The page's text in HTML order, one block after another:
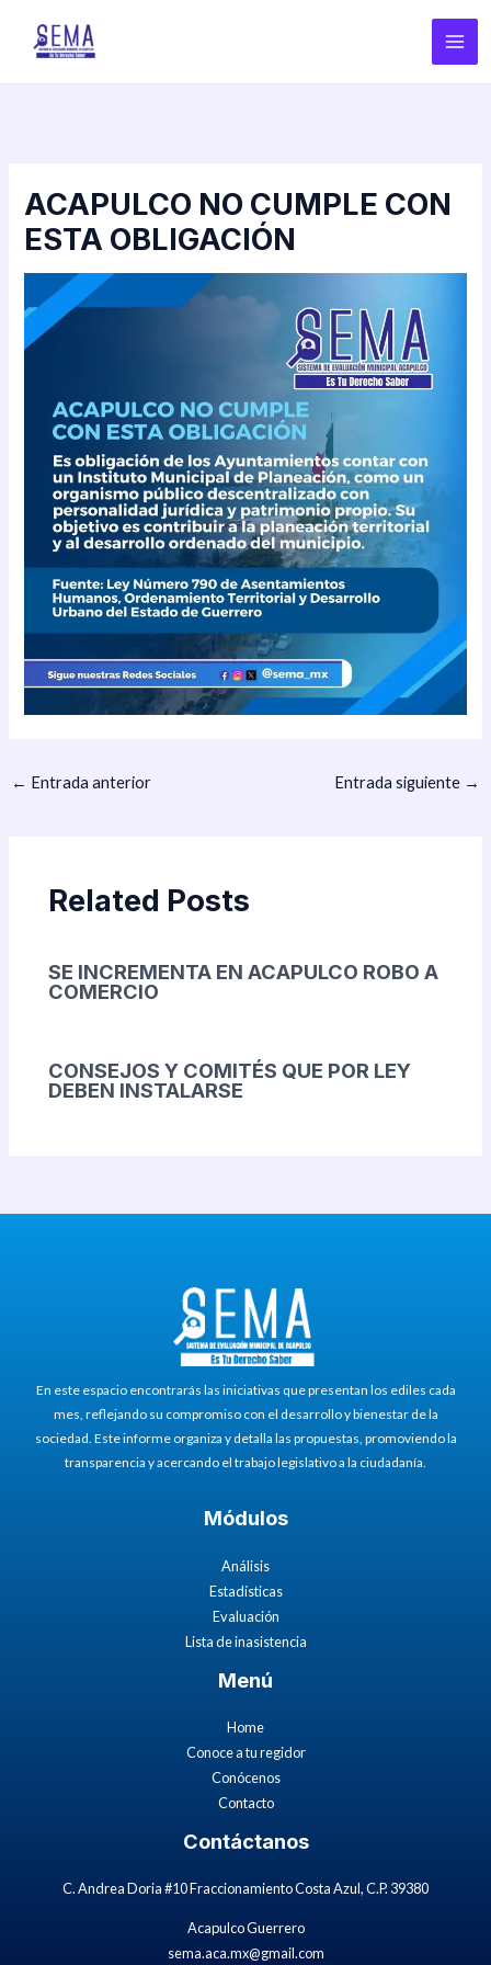
ACAPULCO NO CUMPLE CON
ESTA OBLIGACIÓN
← Entrada anterior Entrada siguiente →
Related Posts
SE INCREMENTA EN ACAPULCO ROBO A
COMERCIO
CONSEJOS Y COMITÉS QUE POR LEY
DEBEN INSTALARSE
En este espacio encontrarás las iniciativas que presentan los ediles cada
mes, reflejando su compromiso con el desarrollo y bienestar de la
sociedad. Este informe organiza y detalla las propuestas, promoviendo la
transparencia y acercando el trabajo legislativo a la ciudadanía.
Módulos
Análisis
Estadísticas
Evaluación
Lista de inasistencia
Menú
Home
Conoce a tu regidor
Conócenos
Contacto
Contáctanos
C. Andrea Doria #10 Fraccionamiento Costa Azul, C.P. 39380
Acapulco Guerrero
sema.aca.mx@gmail.com